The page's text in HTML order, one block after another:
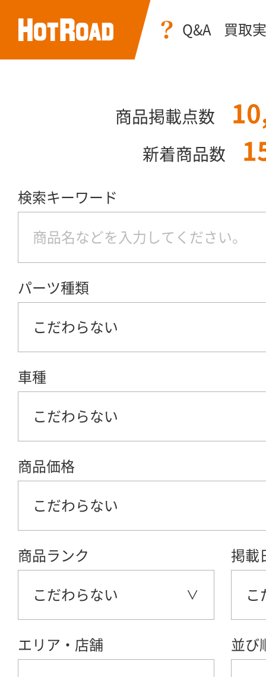
Q&A 買取
商品掲載点数
新着商品数
検索キーワード
パーツ種類
こだわらない
車種
こだわらない
商品価格
こだわらない
商品ランク
こだわらない
掲載
こ
エリア・店舗 並び